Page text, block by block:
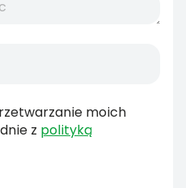
moich
z polityką